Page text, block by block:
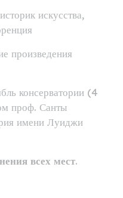
искусства,
произведения
консерватории (4
проф. Санты
имени Луиджи
всех мест.